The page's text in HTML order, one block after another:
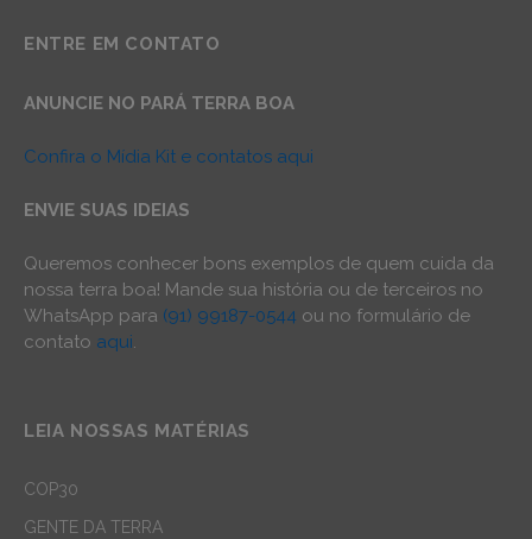
ENTRE EM CONTATO
ANUNCIE NO PARÁ TERRA BOA
Confira o Mídia Kit e contatos aqui
ENVIE SUAS IDEIAS
Queremos conhecer bons exemplos de quem cuida da
nossa terra boa! Mande sua história ou de terceiros no
WhatsApp para (91) 99187-0544 ou no formulário de
contato aqui.
LEIA NOSSAS MATÉRIAS
COP30
GENTE DA TERRA